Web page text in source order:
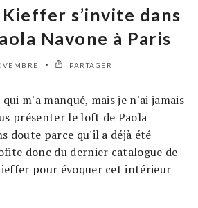
s’invite dans
Navone à Paris
PARTAGER
m'a manqué, mais je n'ai jamais
présenter le loft de Paola
doute parce qu'il a déjà été
donc du dernier catalogue de
pour évoquer cet intérieur